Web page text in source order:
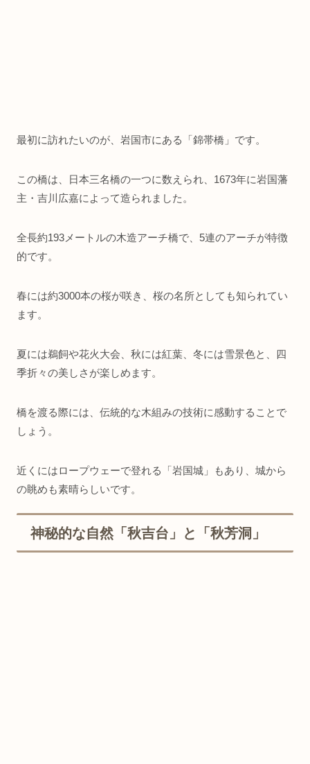
最初に訪れたいのが、岩国市にある「錦帯橋」です。
この橋は、日本三名橋の一つに数えられ、1673年に岩国藩
主・吉川広嘉によって造られました。
全長約193メートルの木造アーチ橋で、5連のアーチが特徴
的です。
春には約3000本の桜が咲き、桜の名所としても知られてい
ます。
夏には鵜飼や花火大会、秋には紅葉、冬には雪景色と、四
季折々の美しさが楽しめます。
橋を渡る際には、伝統的な木組みの技術に感動することで
しょう。
近くにはロープウェーで登れる「岩国城」もあり、城から
の眺めも素晴らしいです。
神秘的な自然「秋吉台」と「秋芳洞」